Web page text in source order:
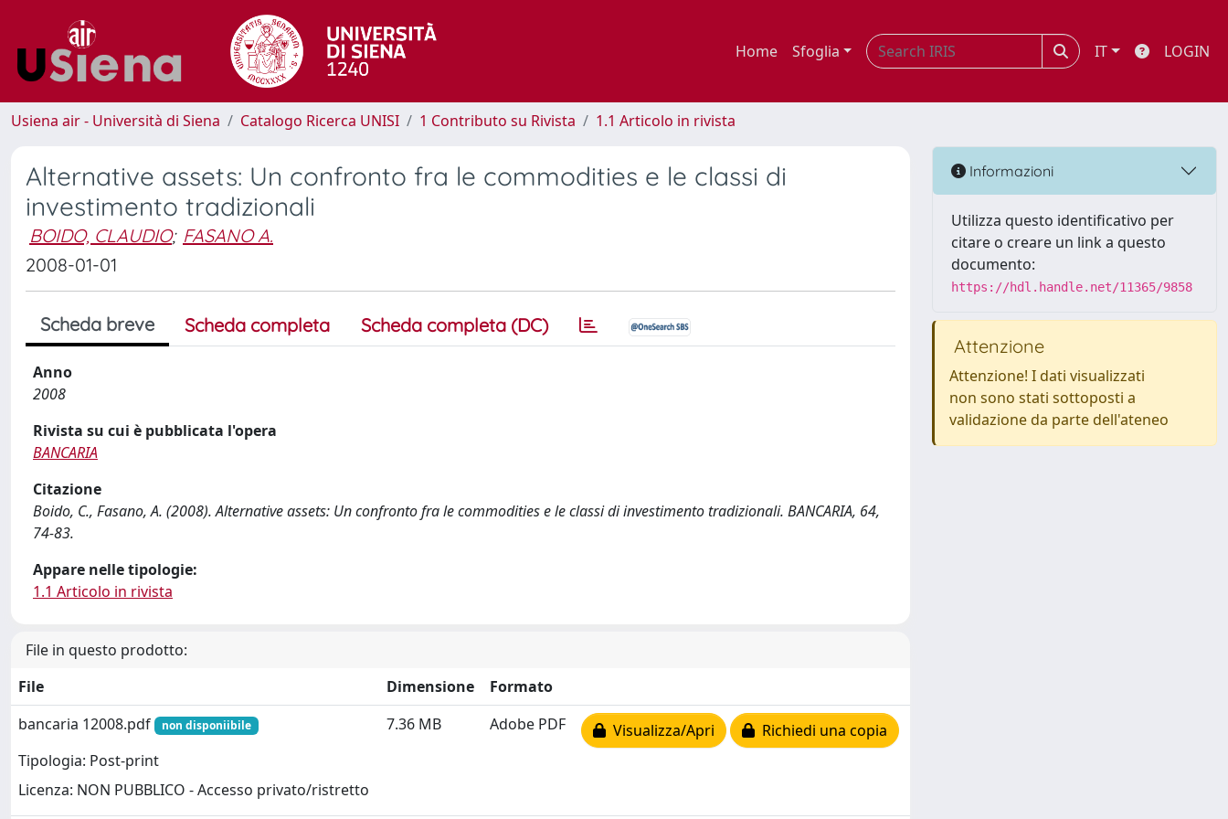
Home Sfoglia IT LOGIN
Usiena air - Università di Siena Catalogo Ricerca UNISI 1 Contributo su Rivista 1.1 Articolo in rivista
Alternative assets: Un confronto fra le commodities e le classi di
investimento tradizionali
BOIDO, CLAUDIO; FASANO A.
2008-01-01
Scheda breve Scheda completa Scheda completa (DC)
Anno
2008
Rivista su cui è pubblicata l'opera
BANCARIA
Citazione
Boido, C., Fasano, A. (2008). Alternative assets: Un confronto fra le commodities e le classi di investimento tradizionali. BANCARIA, 64,
74-83.
Appare nelle tipologie:
1.1 Articolo in rivista
File in questo prodotto:
File
Dimensione
Formato
bancaria 12008.pdf
non disponiibile
Tipologia: Post-print
Licenza: NON PUBBLICO - Accesso privato/ristretto
7.36 MB Adobe PDF Visualizza/Apri Richiedi una copia
Informazioni
Utilizza questo identificativo per
citare o creare un link a questo
documento:
https://hdl.handle.net/11365/9858
Attenzione
Attenzione! I dati visualizzati
non sono stati sottoposti a
validazione da parte dell'ateneo